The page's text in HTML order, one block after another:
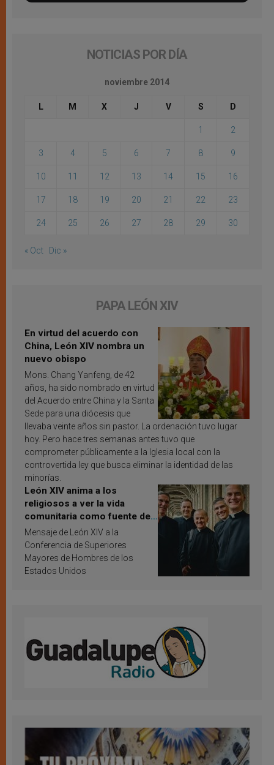
NOTICIAS POR DÍA
noviembre 2014
L M X J V S D
1 2
3 4 5 6 7 8 9
10 11 12 13 14 15 16
17 18 19 20 21 22 23
24 25 26 27 28 29 30
« Oct Dic »
PAPA LEÓN XIV
En virtud del acuerdo con
China, León XIV nombra un
nuevo obispo
Mons. Chang Yanfeng, de 42
años, ha sido nombrado en virtud
del Acuerdo entre China y la Santa
Sede para una diócesis que
llevaba veinte años sin pastor. La ordenación tuvo lugar
hoy. Pero hace tres semanas antes tuvo que
comprometer públicamente a la Iglesia local con la
controvertida ley que busca eliminar la identidad de las
minorías.
León XIV anima a los
religiosos a ver la vida
comunitaria como fuente de
inspiración y santificación
Mensaje de León XIV a la
Conferencia de Superiores
Mayores de Hombres de los
Estados Unidos